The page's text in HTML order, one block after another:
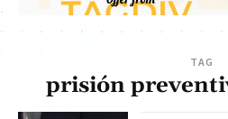
TAG
prisión